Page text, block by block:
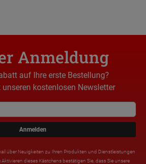
Anmeldung
auf Ihre erste Bestellung?
kostenlosen Newsletter
Anmelden
über Neuigkeiten zu Ihren Produkten und Dienstleistungen
dieses Kästchens bestätigen Sie, dass Sie unsere